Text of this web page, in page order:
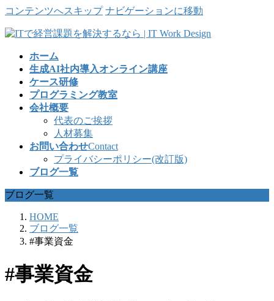
コンテンツへスキップ ナビゲーションに移動
ホーム
生成AI社内導入オンライン講座
ケース研修
プログラミング教室
会社概要
代表のご挨拶
人材募集
お問い合わせContact
プライバシーポリシー(改訂版)
ブログ一覧
ブログ一覧
HOME
ブログ一覧
#事業資金
#事業資金